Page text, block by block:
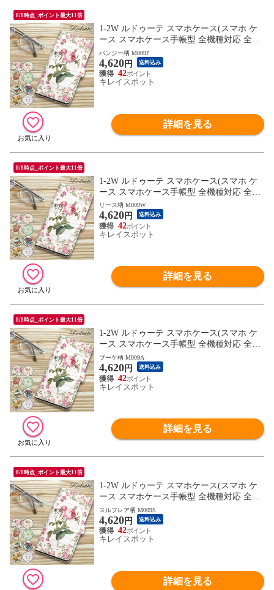
8/8時点_ポイント最大11倍
1-2W ルドゥーテ スマホケース(スマホ ケ
ース スマホケース手帳型 全機種対応 全機
種 花柄 フラワーモチーフ かわいい) ※1枚
目の画像は代表イメージのため色・柄が異
なる場合がございます。2枚目以降の画像
でご希望の色・柄をご確認下さい。
パンジー柄 M009P
4,620円 送料込み
42
キレイスポット
詳細を見る
8/8時点_ポイント最大11倍
1-2W ルドゥーテ スマホケース(スマホ ケ
ース スマホケース手帳型 全機種対応 全機
種 花柄 フラワーモチーフ かわいい) ※1枚
目の画像は代表イメージのため色・柄が異
なる場合がございます。2枚目以降の画像
でご希望の色・柄をご確認下さい。
リース柄 M009W
4,620円 送料込み
42
キレイスポット
詳細を見る
8/8時点_ポイント最大11倍
1-2W ルドゥーテ スマホケース(スマホ ケ
ース スマホケース手帳型 全機種対応 全機
種 花柄 フラワーモチーフ かわいい) ※1枚
目の画像は代表イメージのため色・柄が異
なる場合がございます。2枚目以降の画像
でご希望の色・柄をご確認下さい。
ブーケ柄 M009A
4,620円 送料込み
42
キレイスポット
詳細を見る
8/8時点_ポイント最大11倍
1-2W ルドゥーテ スマホケース(スマホ ケ
ース スマホケース手帳型 全機種対応 全機
種 花柄 フラワーモチーフ かわいい) ※1枚
目の画像は代表イメージのため色・柄が異
なる場合がございます。2枚目以降の画像
でご希望の色・柄をご確認下さい。
スルフレア柄 M009S
4,620円 送料込み
42
キレイスポット
詳細を見る